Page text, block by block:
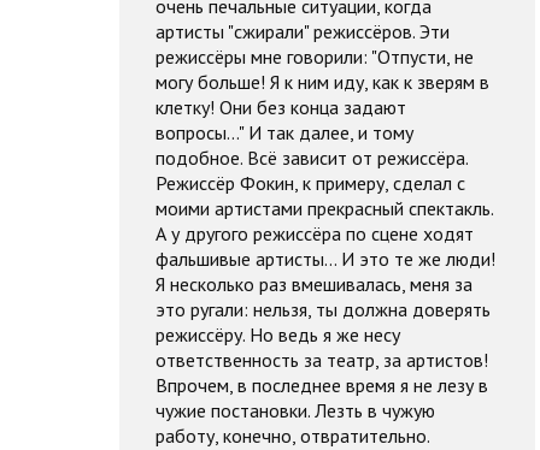
очень печальные ситуации, когда
артисты "сжирали" режиссёров. Эти
режиссёры мне говорили: "Отпусти, не
могу больше! Я к ним иду, как к зверям в
клетку! Они без конца задают
вопросы..." И так далее, и тому
подобное. Всё зависит от режиссёра.
Режиссёр Фокин, к примеру, сделал с
моими артистами прекрасный спектакль.
А у другого режиссёра по сцене ходят
фальшивые артисты... И это те же люди!
Я несколько раз вмешивалась, меня за
это ругали: нельзя, ты должна доверять
режиссёру. Но ведь я же несу
ответственность за театр, за артистов!
Впрочем, в последнее время я не лезу в
чужие постановки. Лезть в чужую
работу, конечно, отвратительно.